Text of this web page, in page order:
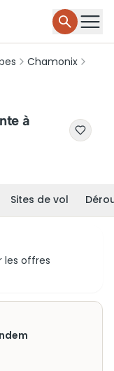
Chamonix
à
Sites de vol
les offres